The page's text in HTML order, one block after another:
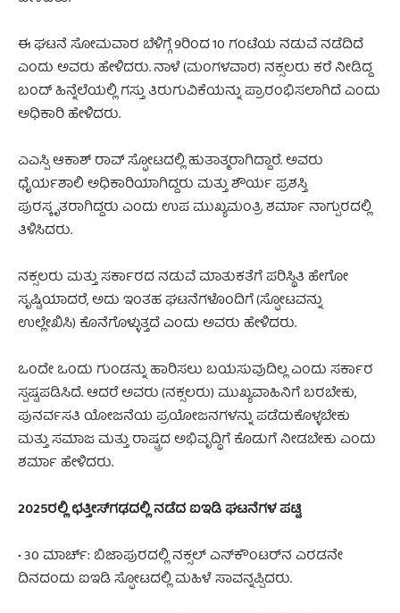
ಈ ಘಟನೆ ಸೋಮವಾರ ಬೆಳಿಗ್ಗೆ 9ರಿಂದ 10 ಗಂಟೆಯ ನಡುವೆ ನಡೆದಿದೆ
ಎಂದು ಅವರು ಹೇಳಿದರು. ನಾಳೆ (ಮಂಗಳವಾರ) ನಕ್ಸಲರು ಕರೆ ನೀಡಿದ್ದ
ಬಂದ್ ಹಿನ್ನೆಲೆಯಲ್ಲಿ ಗಸ್ತು ತಿರುಗುವಿಕೆಯನ್ನು ಪ್ರಾರಂಭಿಸಲಾಗಿದೆ ಎಂದು
ಅಧಿಕಾರಿ ಹೇಳಿದರು.
ಎಎಸ್ಪಿ ಆಕಾಶ್ ರಾವ್ ಸ್ಫೋಟದಲ್ಲಿ ಹುತಾತ್ಮರಾಗಿದ್ದಾರೆ. ಅವರು
ಧೈರ್ಯಶಾಲಿ ಅಧಿಕಾರಿಯಾಗಿದ್ದರು ಮತ್ತು ಶೌರ್ಯ ಪ್ರಶಸ್ತಿ
ಪುರಸ್ಕೃತರಾಗಿದ್ದರು ಎಂದು ಉಪ ಮುಖ್ಯಮಂತ್ರಿ ಶರ್ಮಾ ನಾಗ್ಪುರದಲ್ಲಿ
ತಿಳಿಸಿದರು.
ನಕ್ಸಲರು ಮತ್ತು ಸರ್ಕಾರದ ನಡುವೆ ಮಾತುಕತೆಗೆ ಪರಿಸ್ಥಿತಿ ಹೇಗೋ
ಸೃಷ್ಟಿಯಾದರೆ, ಅದು ಇಂತಹ ಘಟನೆಗಳೊಂದಿಗೆ (ಸ್ಫೋಟವನ್ನು
ಉಲ್ಲೇಖಿಸಿ) ಕೊನೆಗೊಳ್ಳುತ್ತದೆ ಎಂದು ಅವರು ಹೇಳಿದರು.
ಒಂದೇ ಒಂದು ಗುಂಡನ್ನು ಹಾರಿಸಲು ಬಯಸುವುದಿಲ್ಲ ಎಂದು ಸರ್ಕಾರ
ಸ್ಪಷ್ಟಪಡಿಸಿದೆ. ಆದರೆ ಅವರು (ನಕ್ಸಲರು) ಮುಖ್ಯವಾಹಿನಿಗೆ ಬರಬೇಕು,
ಪುನರ್ವಸತಿ ಯೋಜನೆಯ ಪ್ರಯೋಜನಗಳನ್ನು ಪಡೆದುಕೊಳ್ಳಬೇಕು
ಮತ್ತು ಸಮಾಜ ಮತ್ತು ರಾಷ್ಟ್ರದ ಅಭಿವೃದ್ಧಿಗೆ ಕೊಡುಗೆ ನೀಡಬೇಕು ಎಂದು
ಶರ್ಮಾ ಹೇಳಿದರು.
2025ರಲ್ಲಿ ಛತ್ತೀಸ್‌ಗಢದಲ್ಲಿ ನಡೆದ ಐಇಡಿ ಘಟನೆಗಳ ಪಟ್ಟಿ
• 30 ಮಾರ್ಚ್: ಬಿಜಾಪುರದಲ್ಲಿ ನಕ್ಸಲ್ ಎನ್‌ಕೌಂಟರ್‌ನ ಎರಡನೇ
ದಿನದಂದು ಐಇಡಿ ಸ್ಫೋಟದಲ್ಲಿ ಮಹಿಳೆ ಸಾವನ್ನಪ್ಪಿದರು.